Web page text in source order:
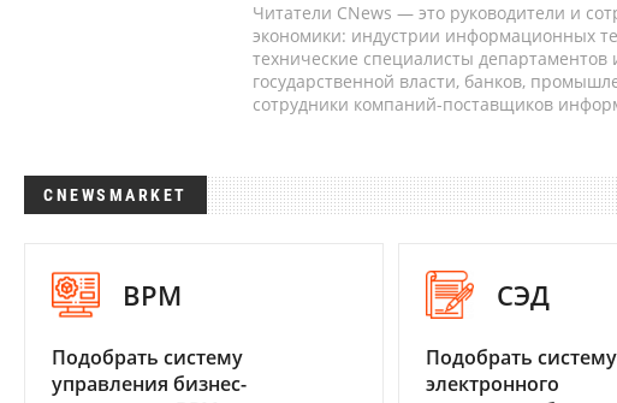
Читатели CNews — это руководители и
экономики: индустрии информационных
технические специалисты
государственной власти, банков,
сотрудники компаний-поставщиков
CNEWSMARKET
BPM
Подобрать систему
управления бизнес-
СЭД
Подобрать систему
электронного